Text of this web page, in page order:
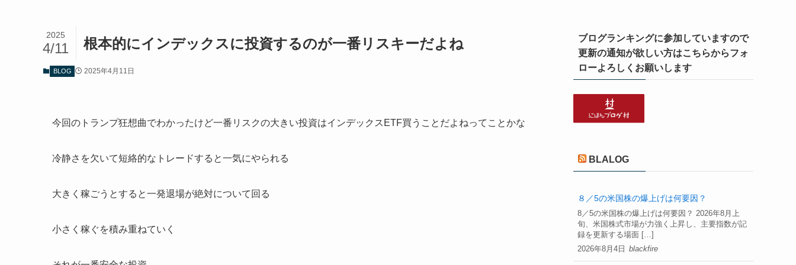
根本的にインデックスに投資するのが一番リスキーだよね
2025
4/11
BLOG 2025年4月11日
今回のトランプ狂想曲でわかったけど一番リスクの大きい投資はインデックスETF買うことだよねってことかな
冷静さを欠いて短絡的なトレードすると一気にやられる
大きく稼ごうとすると一発退場が絶対について回る
小さく稼ぐを積み重ねていく
ブログランキングに参加していますので
更新の通知が欲しい方はこちらからフォ
ローよろしくお願いします
BLALOG
８／5の米国株の爆上げは何要因？
2026年8月4日
8／5の米国株の爆上げは何要因？ 2026年8月上
旬、米国株式市場が力強く上昇し、主要指数が記
録を更新する場面 […]
blackfire